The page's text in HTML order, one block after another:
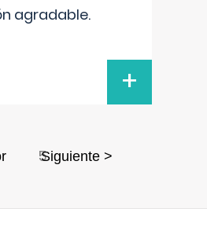
agradable.
+
5
Siguiente >